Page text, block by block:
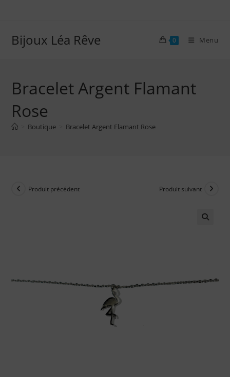
Bijoux Léa Rêve 0 Menu
Bracelet Argent Flamant
Rose
Boutique Bracelet Argent Flamant Rose
Produit précédent Produit suivant